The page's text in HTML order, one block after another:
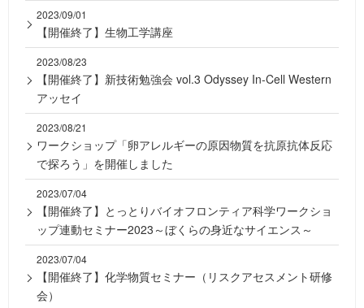
2023/09/01
【開催終了】生物工学講座
2023/08/23
【開催終了】新技術勉強会 vol.3 Odyssey In-Cell Western
アッセイ
2023/08/21
ワークショップ「卵アレルギーの原因物質を抗原抗体反応
で探ろう」を開催しました
2023/07/04
【開催終了】とっとりバイオフロンティア科学ワークショ
ップ連動セミナー2023～ぼくらの身近なサイエンス～
2023/07/04
【開催終了】化学物質セミナー（リスクアセスメント研修
会）